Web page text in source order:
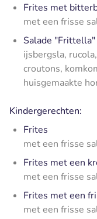
Frites met
met een frisse
Salade "Frittella"
ijsbergsla,
croutons,
huisgemaakte
Kindergerechten:
Frites
met een frisse
Frites met een
met een frisse
Frites met een
met een frisse